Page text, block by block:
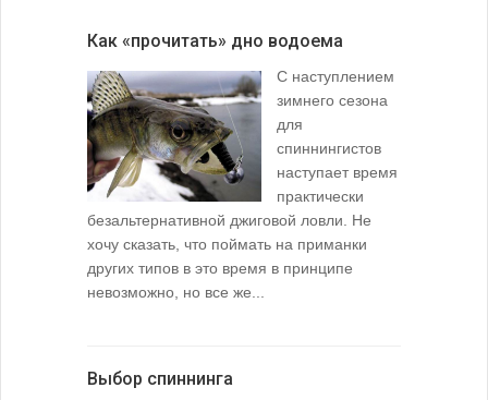
Как «прочитать» дно водоема
С наступлением
зимнего сезона
для
спиннингистов
наступает время
практически
безальтернативной джиговой ловли. Не
хочу сказать, что поймать на приманки
других типов в это время в принципе
невозможно, но все же...
Выбор спиннинга